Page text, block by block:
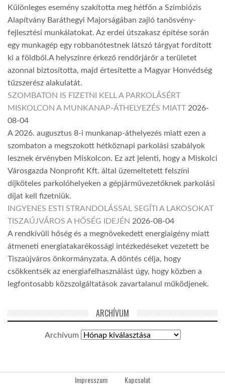
Különleges esemény szakította meg hétfőn a Szimbiózis
Alapítvány Baráthegyi Majorságában zajló tanösvény-
fejlesztési munkálatokat. Az erdei útszakasz építése során
egy munkagép egy robbanótestnek látszó tárgyat fordított
ki a földből.A helyszínre érkező rendőrjárőr a területet
azonnal biztosította, majd értesítette a Magyar Honvédség
tűzszerész alakulatát.
SZOMBATON IS FIZETNI KELL A PARKOLÁSÉRT
MISKOLCON A MUNKANAP-ÁTHELYEZÉS MIATT 2026-
08-04
A 2026. augusztus 8-i munkanap-áthelyezés miatt ezen a
szombaton a megszokott hétköznapi parkolási szabályok
lesznek érvényben Miskolcon. Ez azt jelenti, hogy a Miskolci
Városgazda Nonprofit Kft. által üzemeltetett felszíni
díjköteles parkolóhelyeken a gépjárművezetőknek parkolási
díjat kell fizetniük.
INGYENES ESTI STRANDOLÁSSAL SEGÍTI A LAKOSOKAT
TISZAÚJVÁROS A HŐSÉG IDEJÉN 2026-08-04
A rendkívüli hőség és a megnövekedett energiaigény miatt
átmeneti energiatakarékossági intézkedéseket vezetett be
Tiszaújváros önkormányzata. A döntés célja, hogy
csökkentsék az energiafelhasználást úgy, hogy közben a
legfontosabb közszolgáltatások zavartalanul működjenek.
ARCHÍVUM
Archívum
Impresszum Kapcsolat